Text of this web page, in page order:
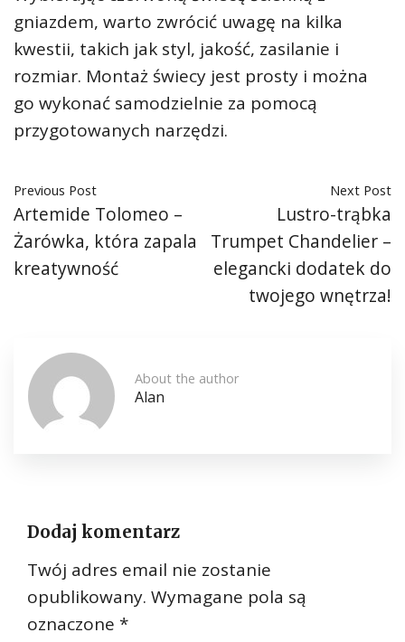
gniazdem, warto zwrócić uwagę na kilka
kwestii, takich jak styl, jakość, zasilanie i
rozmiar. Montaż świecy jest prosty i można
go wykonać samodzielnie za pomocą
przygotowanych narzędzi.
Previous Post
Artemide Tolomeo –
Żarówka, która zapala
kreatywność
Next Post
Lustro-trąbka
Trumpet Chandelier –
elegancki dodatek do
twojego wnętrza!
About the author
Alan
Dodaj komentarz
Twój adres email nie zostanie
opublikowany. Wymagane pola są
oznaczone *